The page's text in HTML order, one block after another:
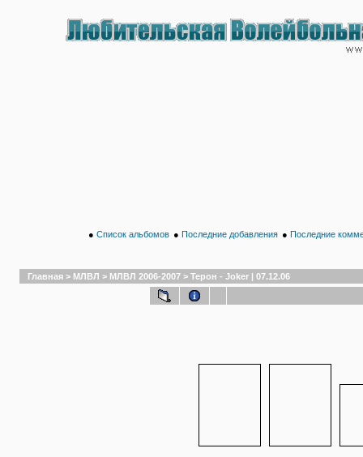
● Список альбомов ● Последние добавления ● Последние
Главная > МЛВЛ > МЛВЛ 2006-2007 > Терон - Joker | 07.12.06